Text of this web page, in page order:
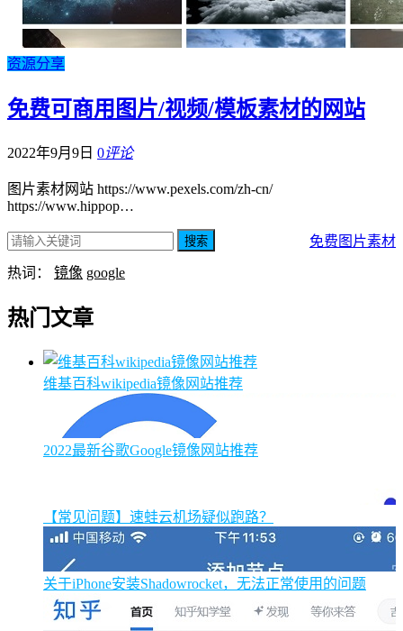
资源分享
免费可商用图片/视频/模板素材的网站
2022年9月9日 0评论
图片素材网站 https://www.pexels.com/zh-cn/
https://www.hippop…
免费图片素材
搜索
热词： 镜像 google
热门文章
维基百科wikipedia镜像网站推荐
2022最新谷歌Google镜像网站推荐
【常见问题】速蛙云机场疑似跑路？
关于iPhone安装Shadowrocket，无法正常使用的问题